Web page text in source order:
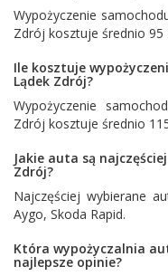
Wypożyczenie
Zdrój kosztuje średnio 95
Ile kosztuje
Lądek Zdrój?
Wypożyczenie
Zdrój kosztuje średnio
Jakie auta są
Zdrój?
Najczęściej wybierane
Aygo, Skoda Rapid.
Która wypożyczalnia
najlepsze opinie?